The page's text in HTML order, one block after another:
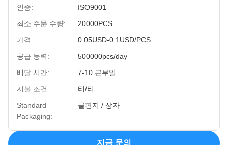
인증:
ISO9001
최소 주문 수량:
20000PCS
가격:
0.05USD-0.1USD/PCS
공급 능력:
500000pcs/day
배달 시간:
7-10 근무일
지불 조건:
티/티
Standard
Packaging:
골판지 / 상자
지금 문의